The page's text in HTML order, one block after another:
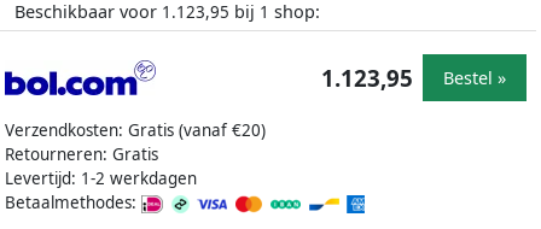
Beschikbaar voor 1.123,95 bij 1 shop:
Verzendkosten: Gratis (vanaf €20)
Retourneren: Gratis
Levertijd: 1-2 werkdagen
Betaalmethodes:
1.123,95 Bestel »